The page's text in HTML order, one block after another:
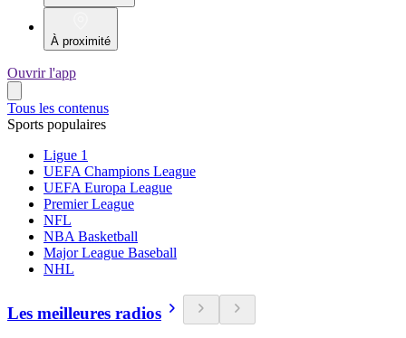
À proximité
Ouvrir l'app
Tous les contenus
Sports populaires
Ligue 1
UEFA Champions League
UEFA Europa League
Premier League
NFL
NBA Basketball
Major League Baseball
NHL
Les meilleures radios